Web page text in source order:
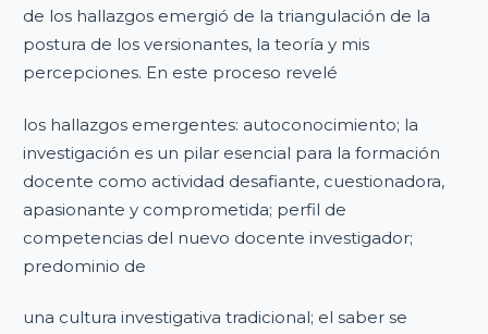
de los hallazgos emergió de la triangulación de la
postura de los versionantes, la teoría y mis
percepciones. En este proceso revelé
los hallazgos emergentes: autoconocimiento; la
investigación es un pilar esencial para la formación
docente como actividad desafiante, cuestionadora,
apasionante y comprometida; perfil de
competencias del nuevo docente investigador;
predominio de
una cultura investigativa tradicional; el saber se